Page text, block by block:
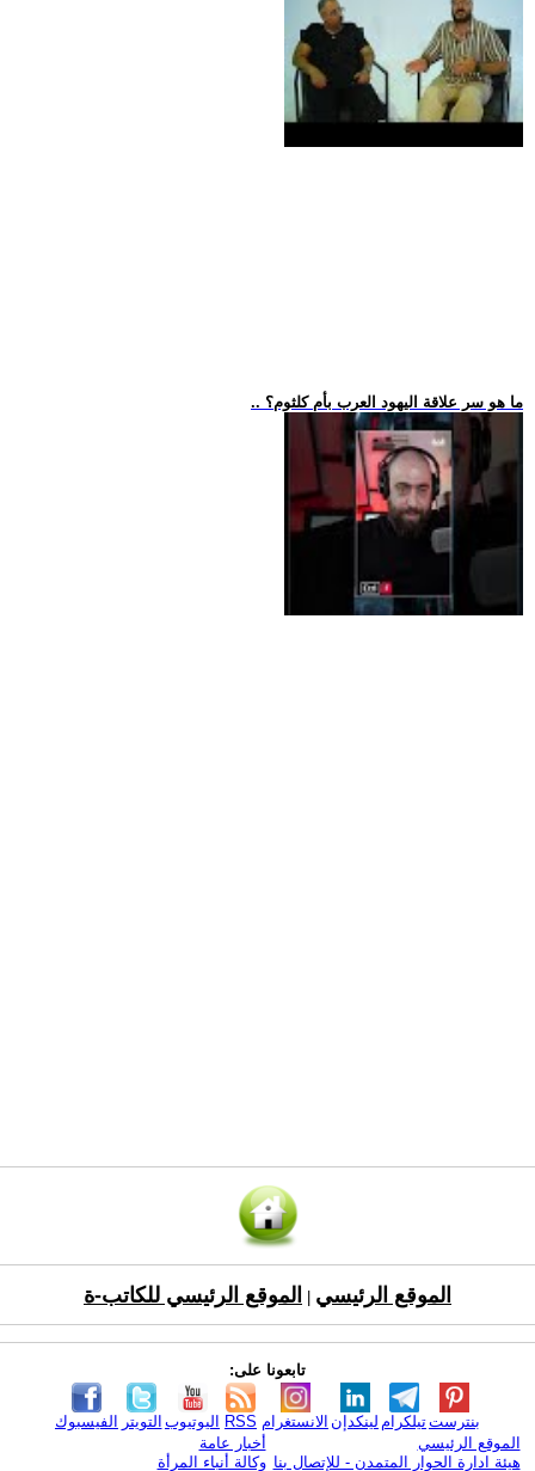
.. ما هو سر علاقة اليهود العرب بأم كلثوم؟
الموقع الرئيسي الموقع الرئيسي للكاتب-ة
تابعونا على:
الفيسبوك التويتر اليوتيوب RSS الانستغرام لينكدإن تيلكرامبنترست
الموقع الرئيسي
هيئة ادارة الحوار المتمدن - للإتصال بنا
أخبار عامة
وكالة أنباء المرأة